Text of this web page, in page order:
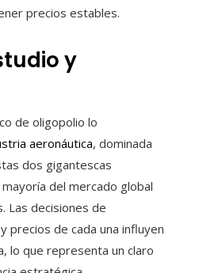
precios estables.
y
de oligopolio lo
aeronáutica, dominada
dos gigantescas
del mercado global
Las decisiones de
precios de cada una influyen
lo que representa un claro